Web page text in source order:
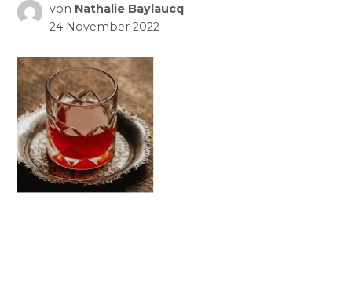
von Nathalie Baylaucq
24 November 2022